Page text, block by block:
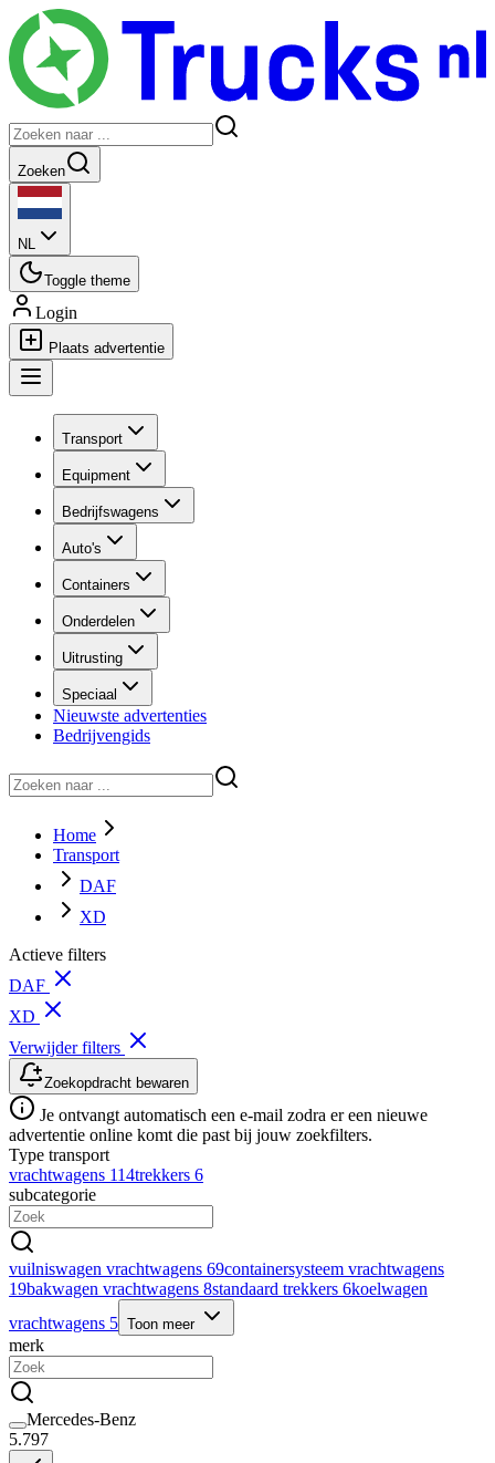
Zoeken
NL
Toggle theme
Login
Plaats advertentie
Transport
Equipment
Bedrijfswagens
Auto's
Containers
Onderdelen
Uitrusting
Speciaal
Nieuwste advertenties
Bedrijvengids
Home
Transport
DAF
XD
Actieve filters
DAF
XD
Verwijder filters
Zoekopdracht bewaren
Je ontvangt automatisch een e-mail zodra er een nieuwe
advertentie online komt die past bij jouw zoekfilters.
Type transport
vrachtwagens 114trekkers 6
subcategorie
vuilniswagen vrachtwagens 69containersysteem vrachtwagens
19bakwagen vrachtwagens 8standaard trekkers 6koelwagen
vrachtwagens 5 Toon meer
merk
Mercedes-Benz
5.797